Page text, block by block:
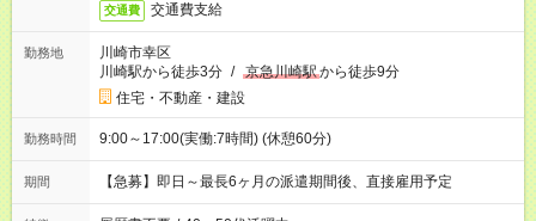
交通費 交通費支給
勤務地
川崎市幸区
川崎駅から徒歩3分 / 京急川崎駅から徒歩9分
住宅・不動産・建設
勤務時間 9:00～17:00(実働:7時間) (休憩60分)
期間 【急募】即日～最長6ヶ月の派遣期間後、直接雇用予定